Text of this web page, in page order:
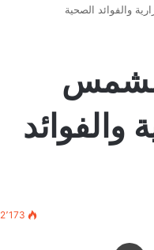
والفوائد الصحية
الشمس
والفوائد
2٬173
مشاركة عبر البريد